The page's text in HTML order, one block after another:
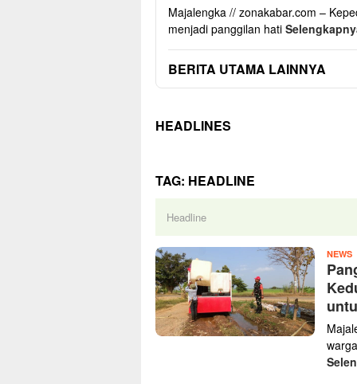
Majalengka // zonakabar.com –
menjadi panggilan hati
BERITA UTAMA LAINNYA
HEADLINES
TAG: HEADLINE
Headline
NEWS